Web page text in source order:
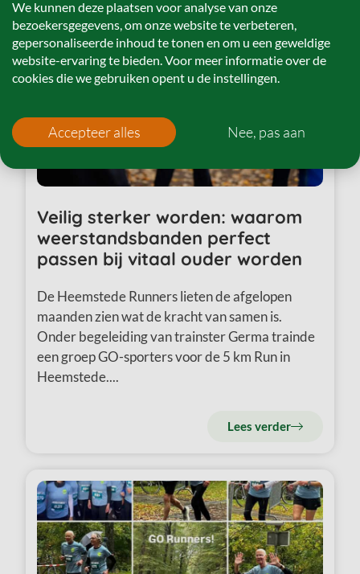
Veilig sterker worden: waarom
weerstandsbanden perfect
passen bij vitaal ouder worden
De Heemstede Runners lieten de afgelopen
maanden zien wat de kracht van samen is.
Onder begeleiding van trainster Germa trainde
een groep GO-sporters voor de 5 km Run in
Heemstede....
Lees verder
We kunnen deze plaatsen voor analyse van onze
bezoekersgegevens, om onze website te verbeteren,
gepersonaliseerde inhoud te tonen en om u een geweldige
website-ervaring te bieden. Voor meer informatie over de
cookies die we gebruiken opent u de instellingen.
Accepteer alles Nee, pas aan